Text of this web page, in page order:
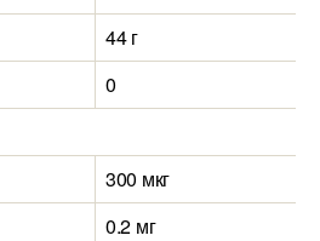
44 г
0
300 мкг
0.2 мг